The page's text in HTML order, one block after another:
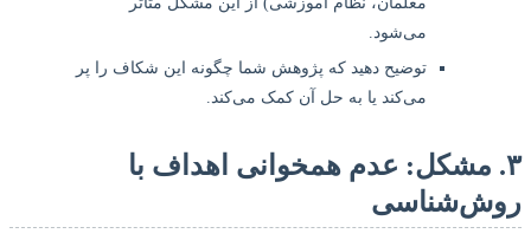
می‌شود.
توضیح دهید که پژوهش شما چگونه این شکاف را پر
می‌کند یا به حل آن کمک می‌کند.
مشکل: عدم همخوانی اهداف با